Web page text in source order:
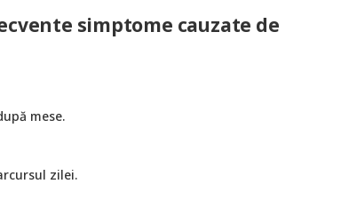
simptome cauzate de
mese.
zilei.